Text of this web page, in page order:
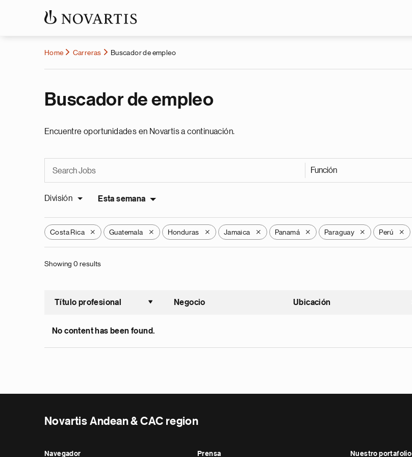
Home Carreras Buscador de empleo
Buscador de empleo
Encuentre oportunidades en Novartis a continuación.
Función
División Esta semana
Costa Rica X Guatemala X Honduras X Jamaica X Panamá X Paraguay X Perú X
Showing 0 results
Título profesional
Ordenar ascendente
Negocio Ubicación
No content has been found.
Novartis Andean & CAC region
Navegador Prensa Nuestro portafolio